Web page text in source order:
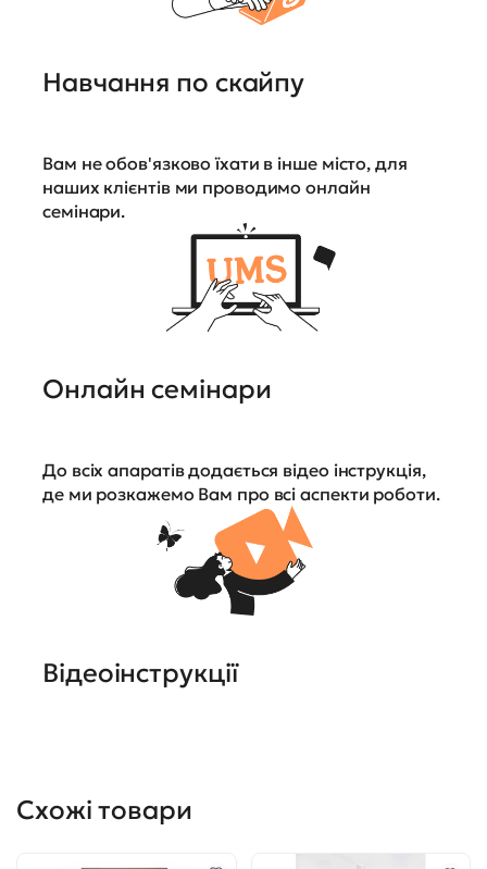
Навчання по скайпу
Вам не обов'язково їхати в інше місто, для
наших клієнтів ми проводимо онлайн
семінари.
Онлайн семінари
До всіх апаратів додається відео інструкція,
де ми розкажемо Вам про всі аспекти роботи.
Відеоінструкції
Схожі товари